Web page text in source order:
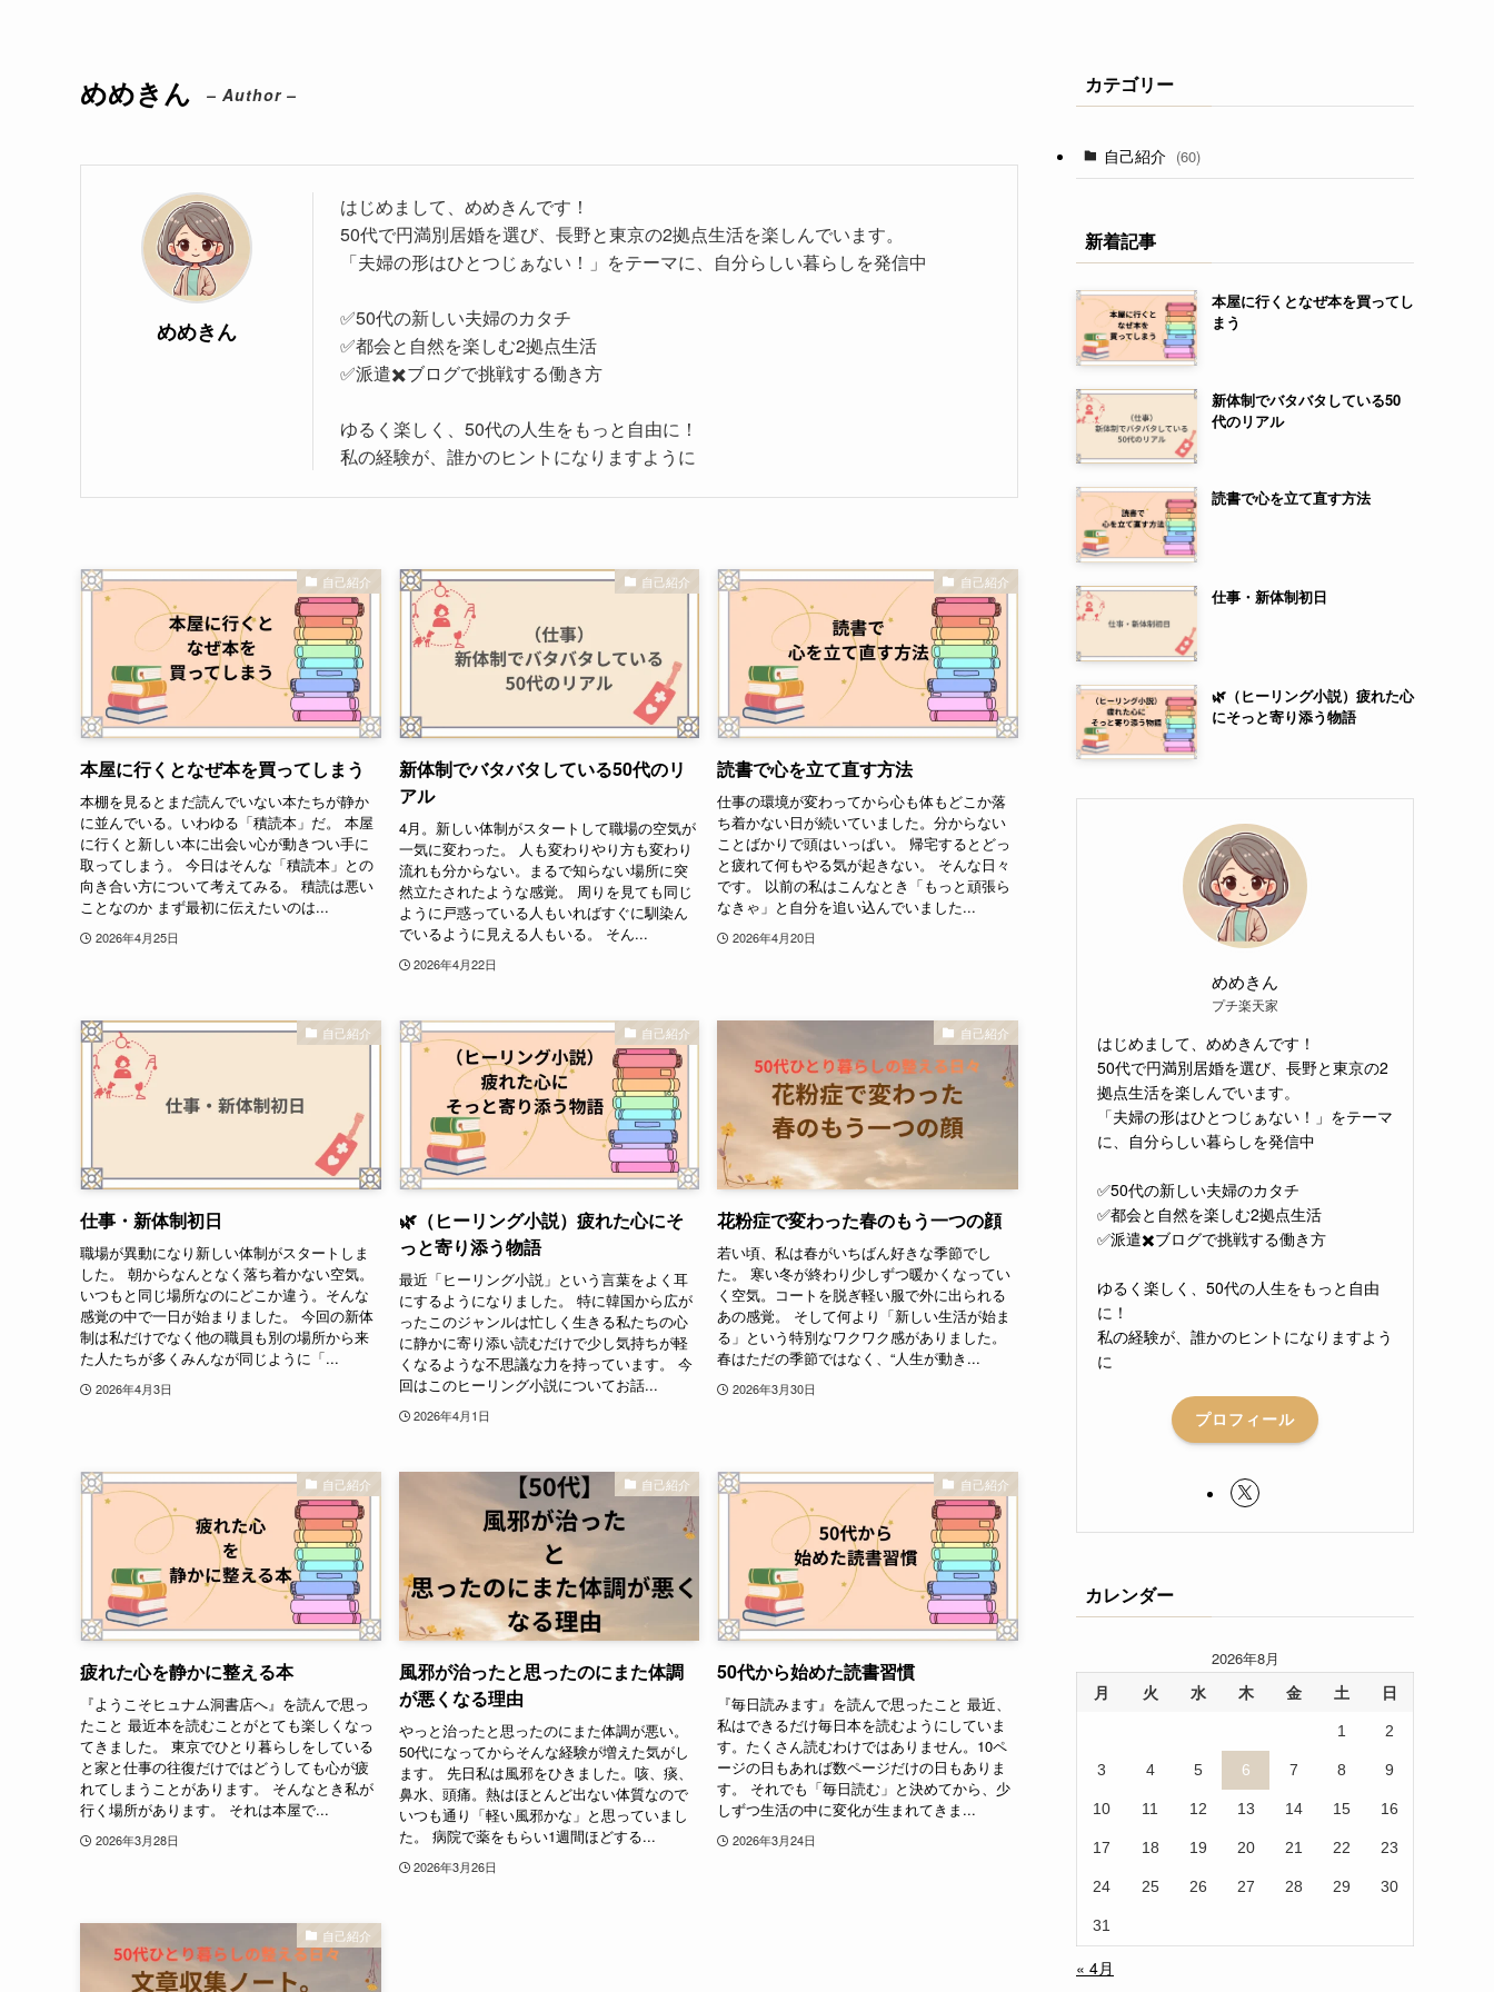
めめきん – Author –
めめきん
はじめまして、めめきんです！
50代で円満別居婚を選び、長野と東京の2拠点生活を楽しんでいます。
「夫婦の形はひとつじぁない！」をテーマに、自分らしい暮らしを発信中
✅50代の新しい夫婦のカタチ
✅都会と自然を楽しむ2拠点生活
✅派遣✖️ブログで挑戦する働き方
ゆるく楽しく、50代の人生をもっと自由に！
私の経験が、誰かのヒントになりますように
自己紹介
本屋に行くとなぜ本を買ってしまう
本棚を見るとまだ読んでいない本たちが静か
に並んでいる。いわゆる「積読本」だ。 本屋
に行くと新しい本に出会い心が動きつい手に
取ってしまう。 今日はそんな「積読本」との
向き合い方について考えてみる。 積読は悪い
ことなのか まず最初に伝えたいのは...
2026年4月25日
自己紹介
新体制でバタバタしている50代のリ
アル
4月。新しい体制がスタートして職場の空気が
一気に変わった。 人も変わりやり方も変わり
流れも分からない。まるで知らない場所に突
然立たされたような感覚。 周りを見ても同じ
ように戸惑っている人もいればすぐに馴染ん
でいるように見える人もいる。 そん...
2026年4月22日
自己紹介
読書で心を立て直す方法
仕事の環境が変わってから心も体もどこか落
ち着かない日が続いていました。分からない
ことばかりで頭はいっぱい。 帰宅するとどっ
と疲れて何もやる気が起きない。 そんな日々
です。 以前の私はこんなとき「もっと頑張ら
なきゃ」と自分を追い込んでいました...
2026年4月20日
自己紹介
仕事・新体制初日
職場が異動になり新しい体制がスタートしま
した。 朝からなんとなく落ち着かない空気。
いつもと同じ場所なのにどこか違う。そんな
感覚の中で一日が始まりました。 今回の新体
制は私だけでなく他の職員も別の場所から来
た人たちが多くみんなが同じように「...
2026年4月3日
自己紹介
🌿（ヒーリング小説）疲れた心にそ
っと寄り添う物語
最近「ヒーリング小説」という言葉をよく耳
にするようになりました。 特に韓国から広が
ったこのジャンルは忙しく生きる私たちの心
に静かに寄り添い読むだけで少し気持ちが軽
くなるような不思議な力を持っています。 今
回はこのヒーリング小説についてお話...
2026年4月1日
自己紹介
花粉症で変わった春のもう一つの顔
若い頃、私は春がいちばん好きな季節でし
た。 寒い冬が終わり少しずつ暖かくなってい
く空気。コートを脱ぎ軽い服で外に出られる
あの感覚。 そして何より「新しい生活が始ま
る」という特別なワクワク感がありました。
春はただの季節ではなく、“人生が動き...
2026年3月30日
自己紹介
疲れた心を静かに整える本
『ようこそヒュナム洞書店へ』を読んで思っ
たこと 最近本を読むことがとても楽しくなっ
てきました。 東京でひとり暮らしをしている
と家と仕事の往復だけではどうしても心が疲
れてしまうことがあります。 そんなとき私が
行く場所があります。 それは本屋で...
2026年3月28日
自己紹介
風邪が治ったと思ったのにまた体調
が悪くなる理由
やっと治ったと思ったのにまた体調が悪い。
50代になってからそんな経験が増えた気がし
ます。 先日私は風邪をひきました。咳、痰、
鼻水、頭痛。熱はほとんど出ない体質なので
いつも通り「軽い風邪かな」と思っていまし
た。 病院で薬をもらい1週間ほどする...
2026年3月26日
自己紹介
50代から始めた読書習慣
『毎日読みます』を読んで思ったこと 最近、
私はできるだけ毎日本を読むようにしていま
す。たくさん読むわけではありません。10ペ
ージの日もあれば数ページだけの日もありま
す。 それでも「毎日読む」と決めてから、少
しずつ生活の中に変化が生まれてきま...
2026年3月24日
自己紹介
カテゴリー
自己紹介 (60)
新着記事
本屋に行くとなぜ本を買ってし
まう
新体制でバタバタしている50
代のリアル
読書で心を立て直す方法
仕事・新体制初日
🌿（ヒーリング小説）疲れた心
にそっと寄り添う物語
めめきん
プチ楽天家
はじめまして、めめきんです！
50代で円満別居婚を選び、長野と東京の2
拠点生活を楽しんでいます。
「夫婦の形はひとつじぁない！」をテーマ
に、自分らしい暮らしを発信中
✅50代の新しい夫婦のカタチ
✅都会と自然を楽しむ2拠点生活
✅派遣✖️ブログで挑戦する働き方
ゆるく楽しく、50代の人生をもっと自由
に！
私の経験が、誰かのヒントになりますよう
に
プロフィール
カレンダー
2026年8月
月 火 水 木 金 土 日
1 2
3 4 5 6 7 8 9
10 11 12 13 14 15 16
17 18 19 20 21 22 23
24 25 26 27 28 29 30
31
« 4月